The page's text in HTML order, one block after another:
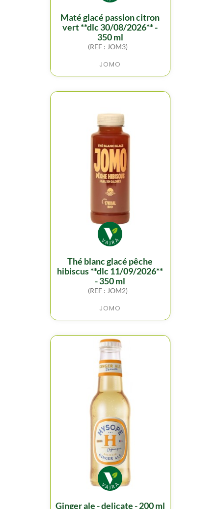
maté glacé passion citron
vert **dlc 30/08/2026** -
350 ml
(REF : JOM3)
JOMO
thé blanc glacé pêche
hibiscus **dlc 11/09/2026**
- 350 ml
(REF : JOM2)
JOMO
ginger ale - delicate - 200 ml